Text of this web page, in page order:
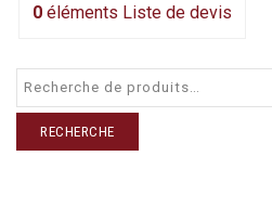
0 éléments Liste de devis
RECHERCHE